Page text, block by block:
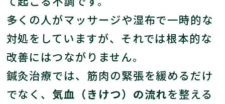
多くの人がマッサージや湿布で一時的な
対処をしていますが、それでは根本的な
改善にはつながりません。
鍼灸治療では、筋肉の緊張を緩めるだけ
でなく、気血（きけつ）の流れを整える